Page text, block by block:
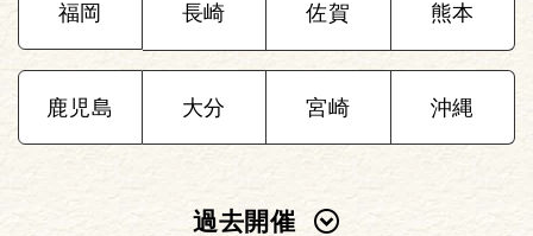
福岡 長崎 佐賀 熊本
鹿児島 大分 宮崎 沖縄
過去開催